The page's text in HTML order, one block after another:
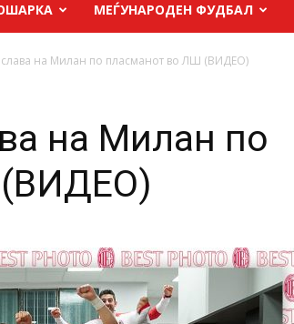
МЕЃУНАРОДЕН ФУДБАЛ
на Милан по пласманот во ЛШ (ВИДЕО)
на Милан по